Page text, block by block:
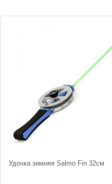
Удочка зимняя Salmo Fin 32см